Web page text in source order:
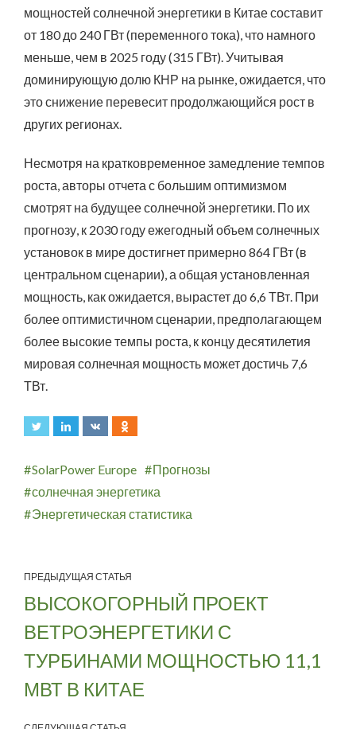
мощностей солнечной энергетики в Китае составит
от 180 до 240 ГВт (переменного тока), что намного
меньше, чем в 2025 году (315 ГВт). Учитывая
доминирующую долю КНР на рынке, ожидается, что
это снижение перевесит продолжающийся рост в
других регионах.
Несмотря на кратковременное замедление темпов
роста, авторы отчета с большим оптимизмом
смотрят на будущее солнечной энергетики. По их
прогнозу, к 2030 году ежегодный объем солнечных
установок в мире достигнет примерно 864 ГВт (в
центральном сценарии), а общая установленная
мощность, как ожидается, вырастет до 6,6 ТВт. При
более оптимистичном сценарии, предполагающем
более высокие темпы роста, к концу десятилетия
мировая солнечная мощность может достичь 7,6
ТВт.
SolarPower Europe
Прогнозы
солнечная энергетика
Энергетическая статистика
ПРЕДЫДУЩАЯ СТАТЬЯ
ВЫСОКОГОРНЫЙ ПРОЕКТ
ВЕТРОЭНЕРГЕТИКИ С
ТУРБИНАМИ МОЩНОСТЬЮ 11,1
МВТ В КИТАЕ